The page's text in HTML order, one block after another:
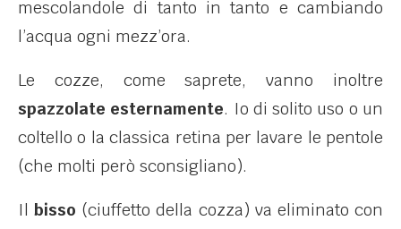
mescolandole di tanto in tanto e cambiando
l’acqua ogni mezz’ora.
Le cozze, come saprete, vanno inoltre
spazzolate esternamente. Io di solito uso o un
coltello o la classica retina per lavare le pentole
(che molti però sconsigliano).
Ilbisso (ciuffetto della cozza) va eliminato con